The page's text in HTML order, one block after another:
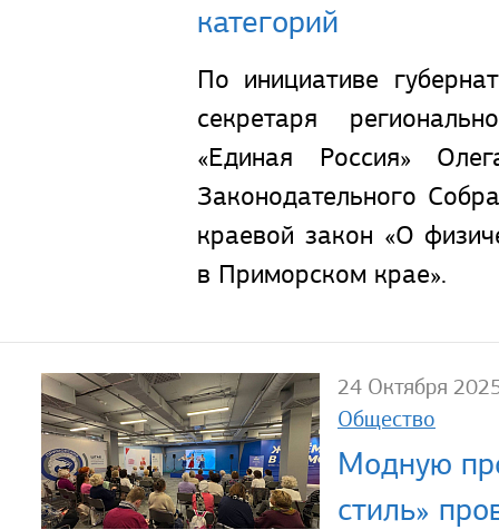
категорий
По инициативе
секретаря
«Единая Россия»
Законодательного
краевой закон «О
в Приморском крае».
24 Октября
Общество
Модную
стиль»